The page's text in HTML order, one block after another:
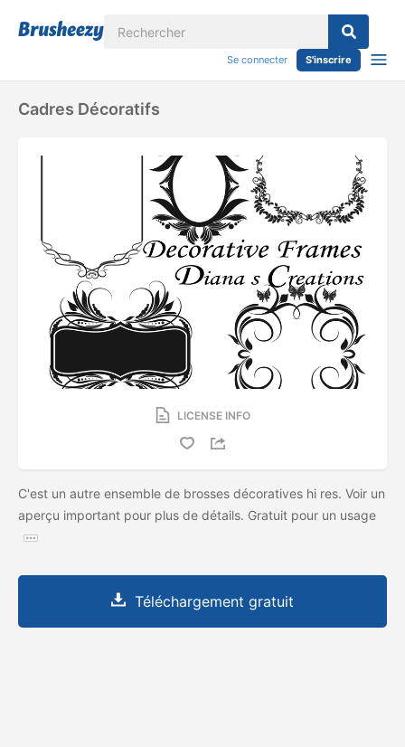
Se connecter S'inscrire
Cadres Décoratifs
LICENSE INFO
C'est un autre ensemble de brosses décoratives hi res. Voir un
aperçu important pour plus de détails. Gratuit pour un usage
Téléchargement gratuit